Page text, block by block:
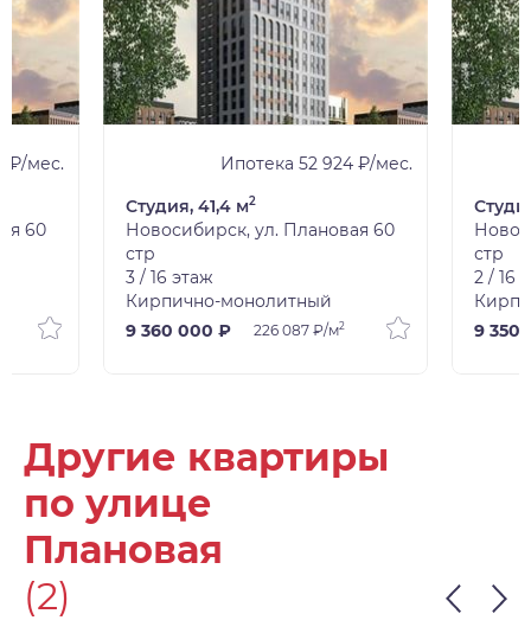
₽/мес.
60
Ипотека 52 924 ₽/мес.
Студия, 41,4 м2
Новосибирск, ул. Плановая 60
стр
3 / 16 этаж
Кирпично-монолитный
9 360 000 ₽
226 087 ₽/м2
стр
2 / 16
9 350
Другие квартиры
по улице
Плановая
(2)